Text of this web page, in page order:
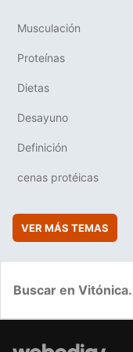
Musculación
Proteínas
Dietas
Desayuno
Definición
cenas protéicas
VER MÁS TEMAS